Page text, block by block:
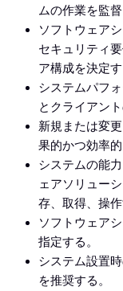
ムの作業を監督
ソフトウェア
セキュリティ
ア構成を決定す
システムパフ
とクライアン
新規または変
果的かつ効率
システムの能
ェアソリュー
存、取得、操作
ソフトウェア
指定する。
システム設置
を推奨する。